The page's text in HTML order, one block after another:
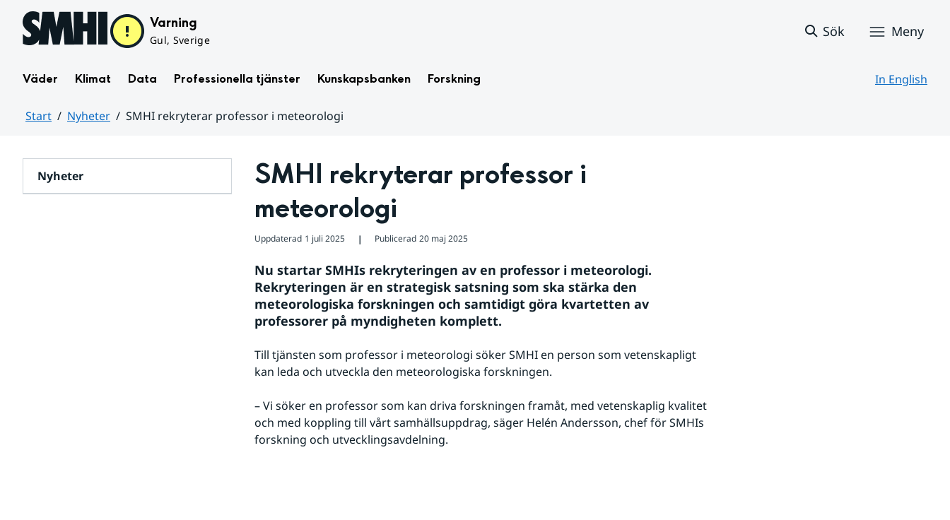
Hoppa till sidans innehåll Varning
Gul, Sverige
Sök Meny
Väder Klimat Data Professionella tjänster Kunskapsbanken Forskning In English
Start Nyheter
SMHI rekryterar professor i meteorologi
Nyheter
SMHI rekryterar professor i
meteorologi
Uppdaterad 1 juli 2025 ❘ Publicerad 20 maj 2025
Nu startar SMHIs rekryteringen av en professor i meteorologi.
Rekryteringen är en strategisk satsning som ska stärka den
meteorologiska forskningen och samtidigt göra kvartetten av
professorer på myndigheten komplett.
Till tjänsten som professor i meteorologi söker SMHI en person som vetenskapligt
kan leda och utveckla den meteorologiska forskningen.
– Vi söker en professor som kan driva forskningen framåt, med vetenskaplig kvalitet
och med koppling till vårt samhällsuppdrag, säger Helén Andersson, chef för SMHIs
forskning och utvecklingsavdelning.